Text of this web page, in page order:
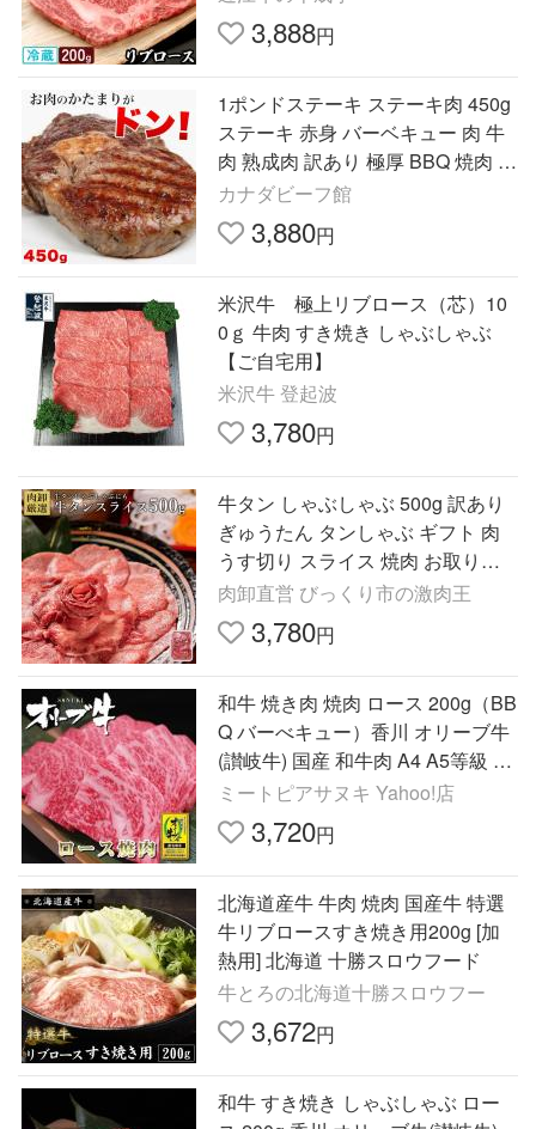
寄せ グルメ
3,888円
1ポンドステーキ ステーキ肉 450g
ステーキ 赤身 バーベキュー 肉 牛
肉 熟成肉 訳あり 極厚 BBQ 焼肉 焼
き肉 カナダビーフ お取り寄せ 冷
凍 爆買
カナダビーフ館
3,880円
米沢牛 極上リブロース（芯）10
0ｇ 牛肉 すき焼き しゃぶしゃぶ
【ご自宅用】
米沢牛 登起波
3,780円
牛タン しゃぶしゃぶ 500g 訳あり
ぎゅうたん タンしゃぶ ギフト 肉
うす切り スライス 焼肉 お取り寄
せ グルメ 爆買
肉卸直営 びっくり市の激肉王
3,780円
和牛 焼き肉 焼肉 ロース 200g（BB
Q バーべキュー）香川 オリーブ牛
(讃岐牛) 国産 和牛肉 A4 A5等級 サ
ーロイン リブロース
ミートピアサヌキ Yahoo!店
3,720円
北海道産牛 牛肉 焼肉 国産牛 特選
牛リブロースすき焼き用200g [加
熱用] 北海道 十勝スロウフード
牛とろの北海道十勝スロウフー
3,672円
和牛 すき焼き しゃぶしゃぶ ロー